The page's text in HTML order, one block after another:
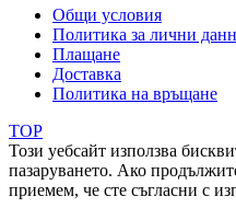
Общи условия
Политика за лични
Плащане
Доставка
Политика на връщане
TOP
Този уебсайт използва
пазаруването. Ако
приемем, че сте съгласни с